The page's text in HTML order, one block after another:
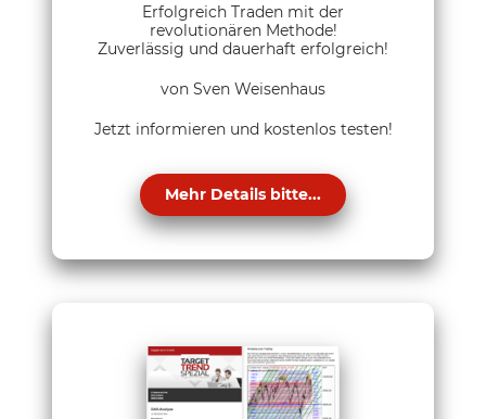
Erfolgreich Traden mit der
revolutionären Methode!
Zuverlässig und dauerhaft erfolgreich!
von Sven Weisenhaus
Jetzt informieren und kostenlos testen!
Mehr Details bitte...